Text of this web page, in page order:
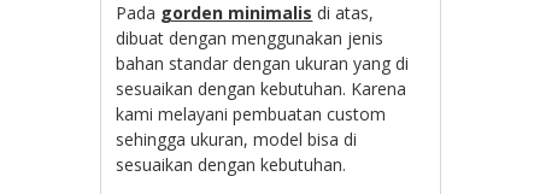
Pada gorden minimalis di atas,
dibuat dengan menggunakan jenis
bahan standar dengan ukuran yang di
sesuaikan dengan kebutuhan. Karena
kami melayani pembuatan custom
sehingga ukuran, model bisa di
sesuaikan dengan kebutuhan.